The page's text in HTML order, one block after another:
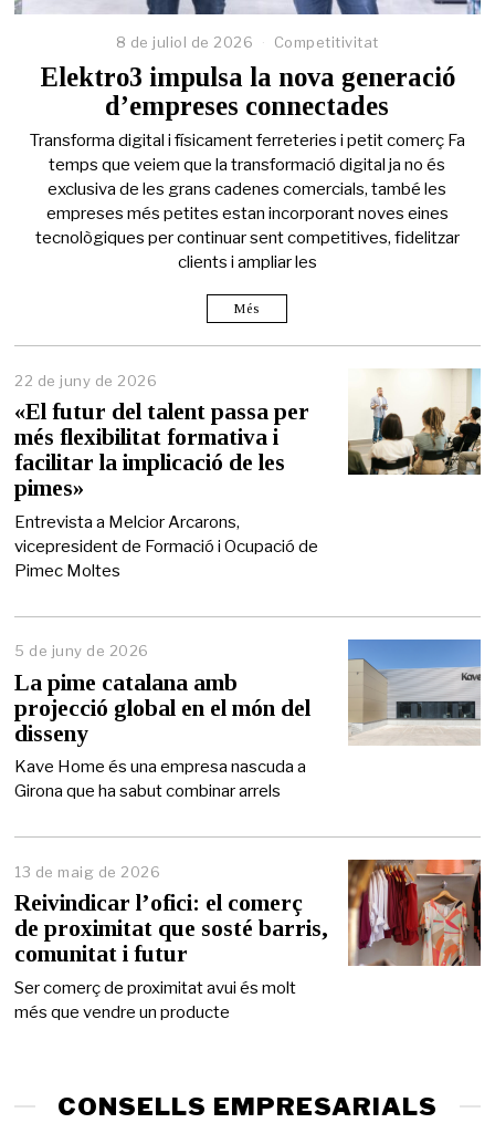
8 de juliol de 2026 Competitivitat
Elektro3 impulsa la nova generació
d’empreses connectades
Transforma digital i físicament ferreteries i petit comerç Fa
temps que veiem que la transformació digital ja no és
exclusiva de les grans cadenes comercials, també les
empreses més petites estan incorporant noves eines
tecnològiques per continuar sent competitives, fidelitzar
clients i ampliar les
Més
22 de juny de 2026
d
e
j
y
d
2
«El futur del talent passa per
més flexibilitat formativa i
facilitar la implicació de les
pimes»
Entrevista a Melcior Arcarons,
vicepresident de Formació i Ocupació de
Pimec Moltes
5 de juny de 2026
d
e
j
y
d
2
La pime catalana amb
projecció global en el món del
disseny
Kave Home és una empresa nascuda a
Girona que ha sabut combinar arrels
13 de maig de 2026
4
d
e
m
i
g
2
Reivindicar l’ofici: el comerç
de proximitat que sosté barris,
comunitat i futur
Ser comerç de proximitat avui és molt
més que vendre un producte
CONSELLS EMPRESARIALS